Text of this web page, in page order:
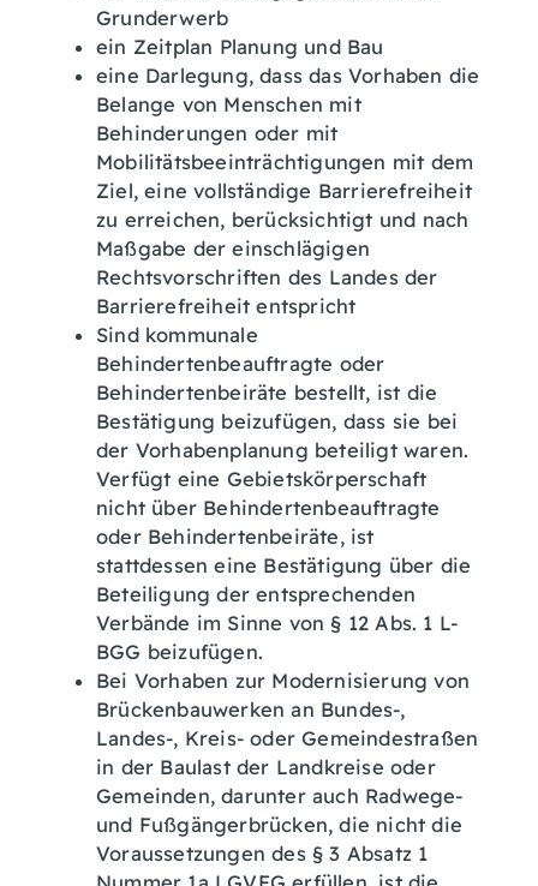
Grunderwerb
ein Zeitplan Planung und Bau
eine Darlegung, dass das Vorhaben die
Belange von Menschen mit
Behinderungen oder mit
Mobilitätsbeeinträchtigungen mit dem
Ziel, eine vollständige Barrierefreiheit
zu erreichen, berücksichtigt und nach
Maßgabe der einschlägigen
Rechtsvorschriften des Landes der
Barrierefreiheit entspricht
Sind kommunale
Behindertenbeauftragte oder
Behindertenbeiräte bestellt, ist die
Bestätigung beizufügen, dass sie bei
der Vorhabenplanung beteiligt waren.
Verfügt eine Gebietskörperschaft
nicht über Behindertenbeauftragte
oder Behindertenbeiräte, ist
stattdessen eine Bestätigung über die
Beteiligung der entsprechenden
Verbände im Sinne von § 12 Abs. 1 L-
BGG beizufügen.
Bei Vorhaben zur Modernisierung von
Brückenbauwerken an Bundes-,
Landes-, Kreis- oder Gemeindestraßen
in der Baulast der Landkreise oder
Gemeinden, darunter auch Radwege-
und Fußgängerbrücken, die nicht die
Voraussetzungen des § 3 Absatz 1